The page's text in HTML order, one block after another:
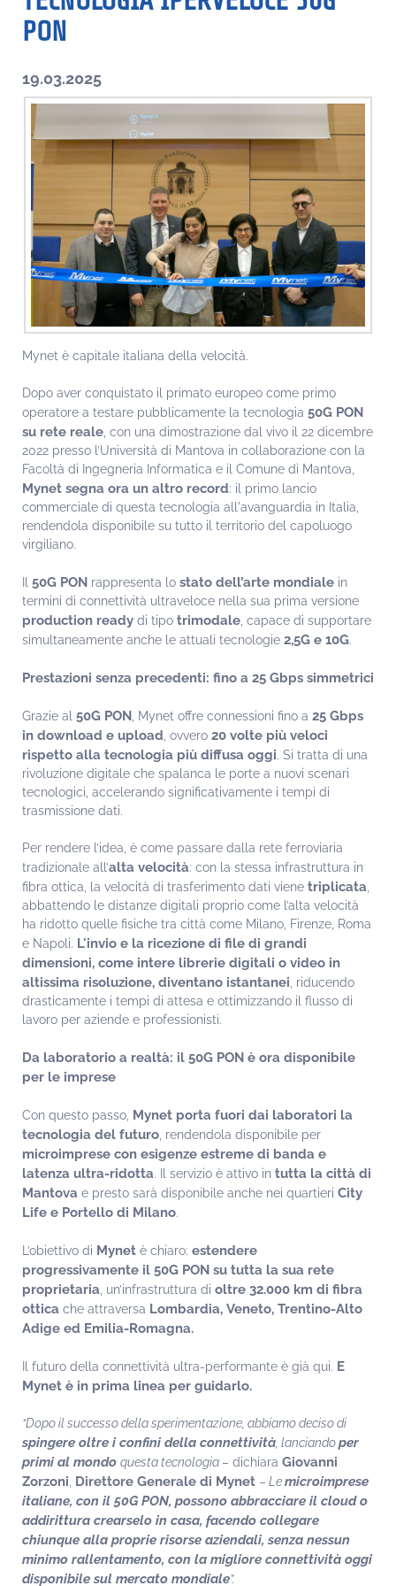
PON
19.03.2025
Mynet è capitale italiana della velocità.
Dopo aver conquistato il primato europeo come primo
operatore a testare pubblicamente la tecnologia 50G PON
su rete reale, con una dimostrazione dal vivo il 22 dicembre
2022 presso l’Università di Mantova in collaborazione con la
Facoltà di Ingegneria Informatica e il Comune di Mantova,
Mynet segna ora un altro record: il primo lancio
commerciale di questa tecnologia all'avanguardia in Italia,
rendendola disponibile su tutto il territorio del capoluogo
virgiliano.
Il 50G PON rappresenta lo stato dell’arte mondiale in
termini di connettività ultraveloce nella sua prima versione
production ready di tipo trimodale, capace di supportare
simultaneamente anche le attuali tecnologie 2,5G e 10G.
Prestazioni senza precedenti: fino a 25 Gbps simmetrici
Grazie al 50G PON, Mynet offre connessioni fino a 25 Gbps
in download e upload, ovvero 20 volte più veloci
rispetto alla tecnologia più diffusa oggi. Si tratta di una
rivoluzione digitale che spalanca le porte a nuovi scenari
tecnologici, accelerando significativamente i tempi di
trasmissione dati.
Per rendere l’idea, è come passare dalla rete ferroviaria
tradizionale all’alta velocità: con la stessa infrastruttura in
fibra ottica, la velocità di trasferimento dati viene triplicata,
abbattendo le distanze digitali proprio come l’alta velocità
ha ridotto quelle fisiche tra città come Milano, Firenze, Roma
e Napoli. L'invio e la ricezione di file di grandi
dimensioni, come intere librerie digitali o video in
altissima risoluzione, diventano istantanei, riducendo
drasticamente i tempi di attesa e ottimizzando il flusso di
lavoro per aziende e professionisti.
Da laboratorio a realtà: il 50G PON è ora disponibile
per le imprese
Con questo passo, Mynet porta fuori dai laboratori la
tecnologia del futuro, rendendola disponibile per
microimprese con esigenze estreme di banda e
latenza ultra-ridotta. Il servizio è attivo in tutta la città di
Mantova e presto sarà disponibile anche nei quartieri City
Life e Portello di Milano.
L’obiettivo di Mynet è chiaro: estendere
progressivamente il 50G PON su tutta la sua rete
proprietaria, un’infrastruttura di oltre 32.000 km di fibra
ottica che attraversa Lombardia, Veneto, Trentino-Alto
Adige ed Emilia-Romagna.
Il futuro della connettività ultra-performante è già qui. E
Mynet è in prima linea per guidarlo.
“Dopo il successo della sperimentazione, abbiamo deciso di
spingere oltre i confini della connettività, lanciandoper
primi al mondo questa tecnologia – dichiara Giovanni
Zorzoni, Direttore Generale di Mynet – Lemicroimprese
italiane, con il 50G PON, possono abbracciare il cloud o
addirittura crearselo in casa, facendo collegare
chiunque alla proprie risorse aziendali, senza nessun
minimo rallentamento, con la migliore connettività oggi
disponibile sul mercato mondiale”.